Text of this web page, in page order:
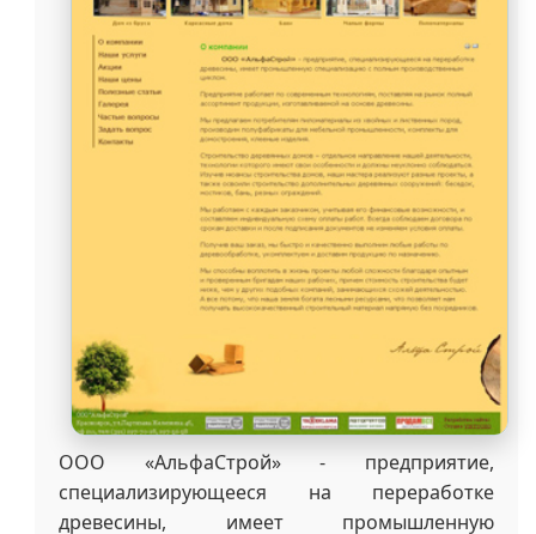
ООО «АльфаСтрой» - предприятие,
специализирующееся на переработке
древесины, имеет промышленную